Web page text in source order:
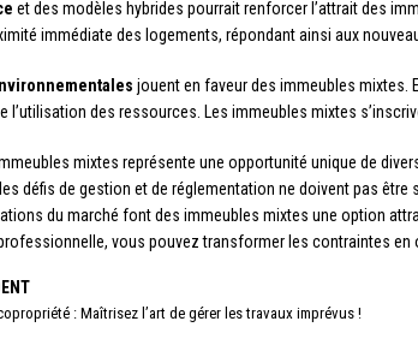
et des modèles hybrides pourrait renforcer l’attrait des
immédiate des logements, répondant ainsi aux
jouent en faveur des immeubles mixtes.
l’utilisation des ressources. Les immeubles mixtes
mixtes représente une opportunité unique de
défis de gestion et de réglementation ne doivent pas
du marché font des immeubles mixtes une option
vous pouvez transformer les contraintes
: Maîtrisez l’art de gérer les travaux imprévus !